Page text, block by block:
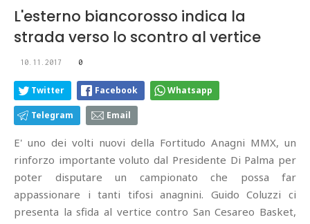
L'esterno biancorosso indica la
strada verso lo scontro al vertice
10.11.2017 0
Twitter Facebook Whatsapp
Telegram Email
E' uno dei volti nuovi della Fortitudo Anagni MMX, un
rinforzo importante voluto dal Presidente Di Palma per
poter disputare un campionato che possa far
appassionare i tanti tifosi anagnini. Guido Coluzzi ci
presenta la sfida al vertice contro San Cesareo Basket,